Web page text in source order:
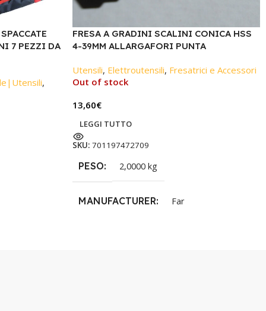
7 PEZZI DA
,
FRESA A GRADINI SCALINI CONICA HSS
4-39MM ALLARGAFORI PUNTA
Utensili, Elettroutensili, Fresatrici e Accessori
Out of stock
13,60€
LEGGI TUTTO
SKU: 701197472709
PESO 2,0000 kg
MANUFACTURER Far